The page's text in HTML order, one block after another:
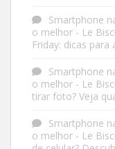
Smartphone
o melhor - Le
Friday: dicas
Smartphone
o melhor - Le
tirar foto? Veja
Smartphone
o melhor - Le